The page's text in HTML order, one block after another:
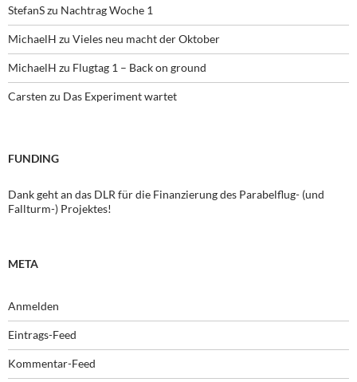
StefanSzu Nachtrag Woche 1
MichaelH zu Vieles neu macht der Oktober
MichaelH zu Flugtag 1 – Back on ground
Carsten zu Das Experiment wartet
FUNDING
Dank geht an das DLR für die Finanzierung des Parabelflug- (und
Fallturm-) Projektes!
META
Anmelden
Eintrags-Feed
Kommentar-Feed